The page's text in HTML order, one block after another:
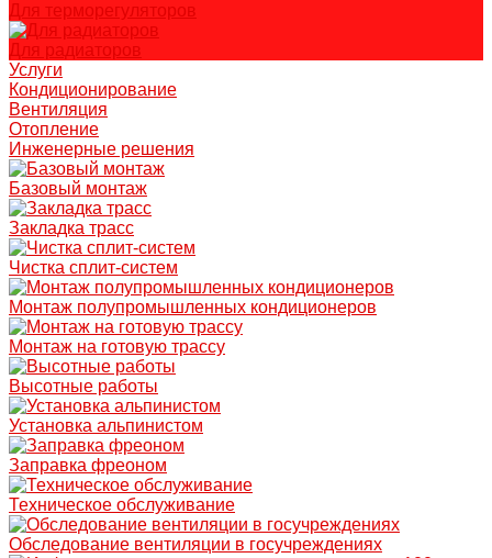
Для терморегуляторов
Для радиаторов
Услуги
Кондиционирование
Вентиляция
Отопление
Инженерные решения
Базовый монтаж
Закладка трасс
Чистка сплит-систем
Монтаж полупромышленных кондиционеров
Монтаж на готовую трассу
Высотные работы
Установка альпинистом
Заправка фреоном
Техническое обслуживание
Обследование вентиляции в госучреждениях